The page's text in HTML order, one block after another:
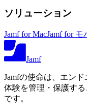
ソリューション
Jamf for MacJamf for モ
Jamf
Jamfの使命は、エン
体験を管理・保護す
です。